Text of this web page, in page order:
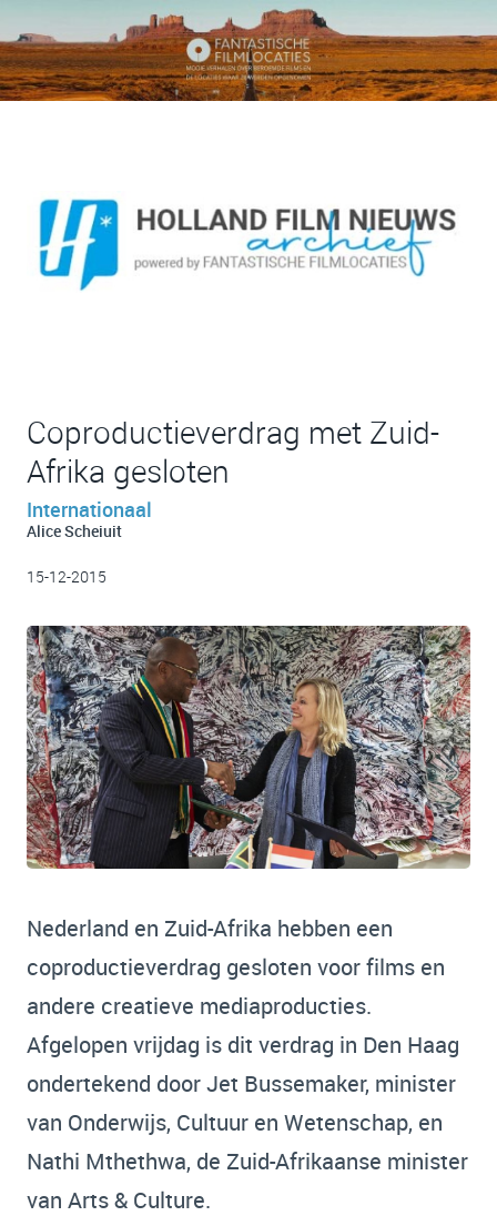
Coproductieverdrag met Zuid-
Afrika gesloten
Internationaal
Alice Scheiuit
15-12-2015
Nederland en Zuid-Afrika hebben een
coproductieverdrag gesloten voor films en
andere creatieve mediaproducties.
Afgelopen vrijdag is dit verdrag in Den Haag
ondertekend door Jet Bussemaker, minister
van Onderwijs, Cultuur en Wetenschap, en
Nathi Mthethwa, de Zuid-Afrikaanse minister
van Arts & Culture.